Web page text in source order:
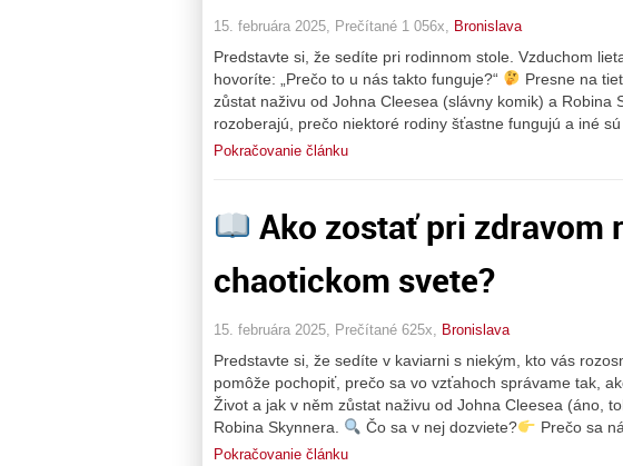
15. februára 2025, Prečítané 1 056x, Bronislava
Predstavte si, že sedíte pri rodinnom stole. Vzduchom
hovoríte: „Prečo to u nás takto funguje?“
Presne na
zůstat naživu od Johna Cleesea (slávny komik) a Robina
rozoberajú, prečo niektoré rodiny šťastne fungujú a iné
Pokračovanie článku
Ako zostať pri zdravom
chaotickom svete?
15. februára 2025, Prečítané 625x, Bronislava
Predstavte si, že sedíte v kaviarni s niekým, kto vás
pomôže pochopiť, prečo sa vo vzťahoch správame tak,
Život a jak v něm zůstat naživu od Johna Cleesea (áno,
Robina Skynnera.
Čo sa v nej dozviete? Prečo sa
Pokračovanie článku